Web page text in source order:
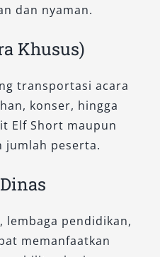
tipe mobil Elf—mulai
solusi transportasi
Semua unit yang
terbaru, bersih,
pun. Apapun tujuan
24 jam,
antar jemput di
layanan kami selalu
dan keandalan.
untuk informasi
Elf yang paling
dan nyaman.
Khusus)
transportasi acara
konser, hingga
Elf Short maupun
jumlah peserta.
pendidikan,
memanfaatkan